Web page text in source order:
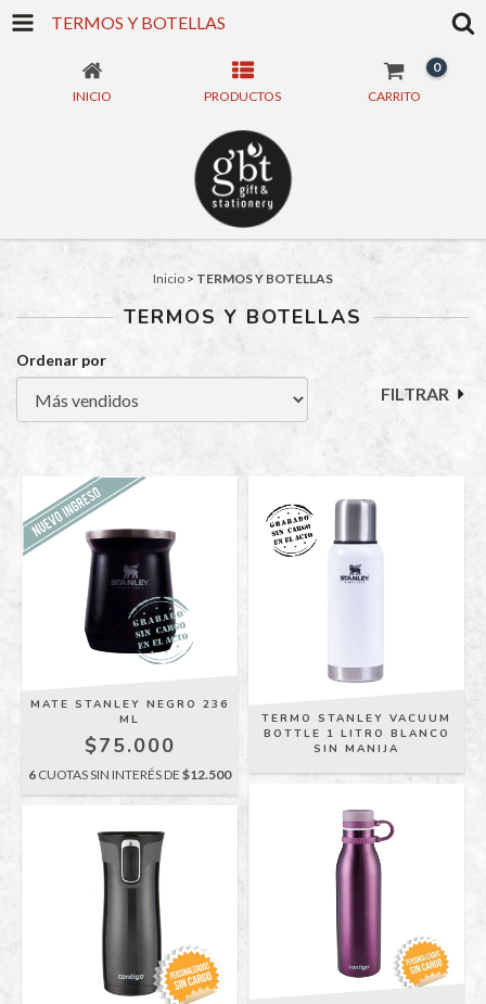
TERMOS Y BOTELLAS
INICIO PRODUCTOS CARRITO
0
Inicio > TERMOS Y BOTELLAS
TERMOS Y BOTELLAS
Ordenar por
FILTRAR
MATE STANLEY NEGRO 236
ML
$75.000
6 CUOTAS SIN INTERÉS DE $12.500
TERMO STANLEY VACUUM
BOTTLE 1 LITRO BLANCO
SIN MANIJA